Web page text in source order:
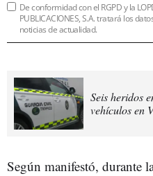
De conformidad con el RGPD y la
PUBLICACIONES, S.A. tratará los
noticias de actualidad.
Seis heridos
vehículos en
Según manifestó, durante